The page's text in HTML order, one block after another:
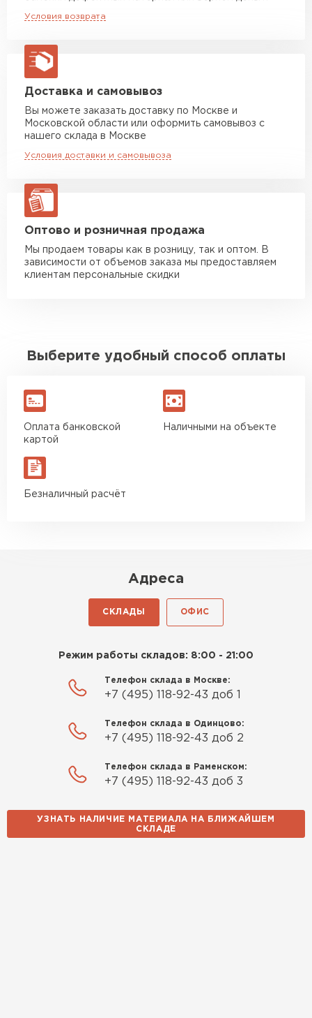
Стойкость к коррозии, ультрафиолету,
Экономичность: доступная цена и
неприхотливость в эксплуатации.
Долговечность: реальный срок службы до 50
лет*.
макс. длина груза 13,5 м
Манипулятор до 5 тн
макс. длина груза 6 м
Манипулятор до 10 тн
макс. длина груза 8 м
Манипулятор до 20 тн
Условия возврата
Доставка и самовывоз
Вы можете заказать доставку по Москве и
Московской области или оформить самовывоз с
нашего склада в Москве
Условия доставки и самовывоза
Оптово и розничная продажа
Мы продаем товары как в розницу, так и оптом. В
зависимости от объемов заказа мы предоставляем
клиентам персональные скидки
Выберите удобный способ оплаты
Оплата банковской
картой
Наличными на объекте
Безналичный расчёт
Адреса
СКЛАДЫ ОФИС
Режим работы складов: 8:00 - 21:00
Телефон склада в Москве:
+7 (495) 118-92-43 доб 1
Телефон склада в Одинцово:
+7 (495) 118-92-43 доб 2
Телефон склада в Раменском:
+7 (495) 118-92-43 доб 3
УЗНАТЬ НАЛИЧИЕ МАТЕРИАЛА НА БЛИЖАЙШЕМ
СКЛАДЕ